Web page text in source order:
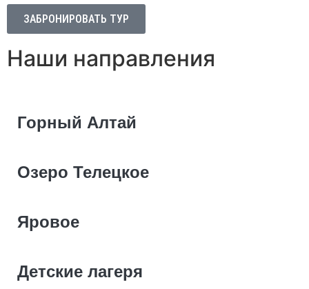
ЗАБРОНИРОВАТЬ ТУР
Наши направления
Горный Алтай
Озеро Телецкое
Яровое
Детские лагеря